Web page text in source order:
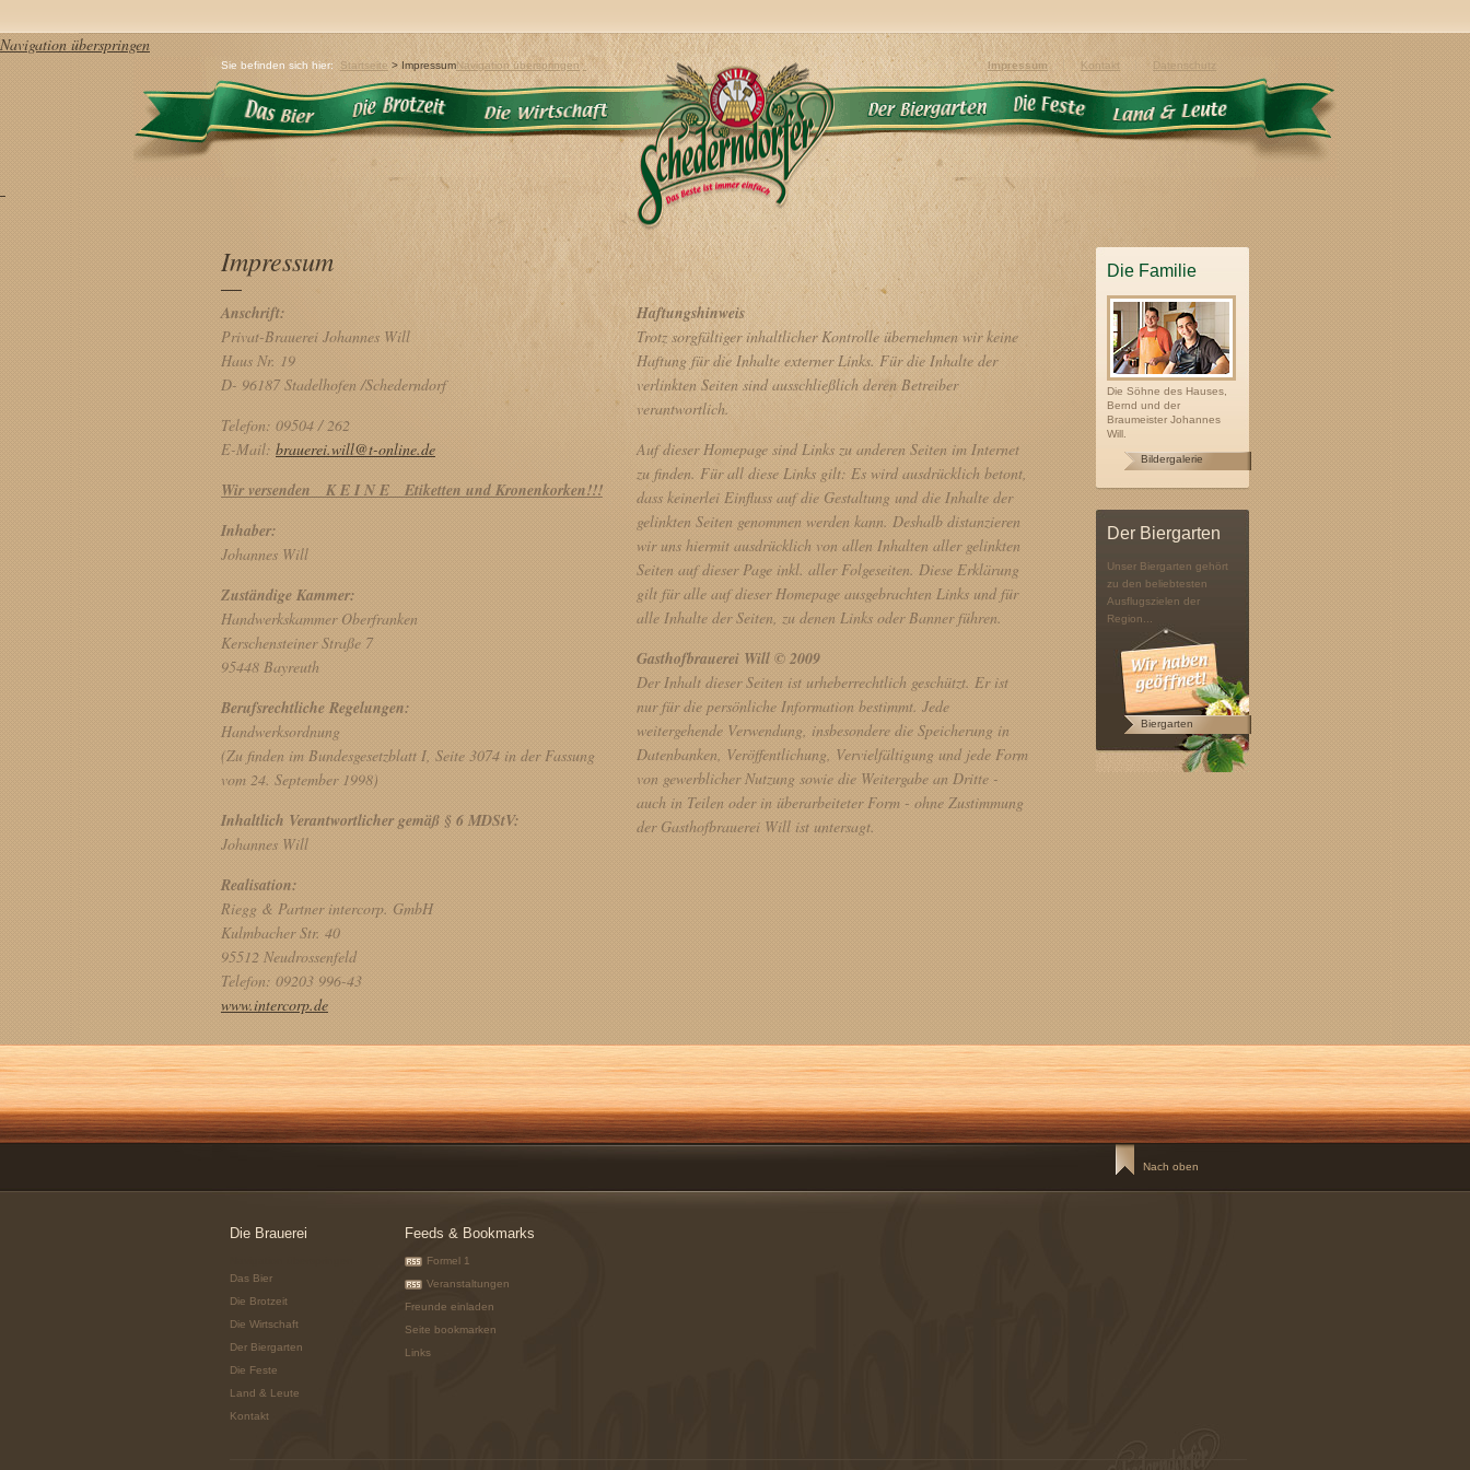
Navigation überspringen
Sie befinden sich hier: Startseite>ImpressumNavigation überspringen Impressum Kontakt Datenschutz
Impressum
Anschrift:
Privat-Brauerei Johannes Will
Haus Nr. 19
D- 96187 Stadelhofen /Schederndorf
Telefon: 09504 / 262
E-Mail: brauerei.will@t-online.de
Wir versenden K E I N E Etiketten und Kronenkorken!!!
Inhaber:
Johannes Will
Zuständige Kammer:
Handwerkskammer Oberfranken
Kerschensteiner Straße 7
95448 Bayreuth
Berufsrechtliche Regelungen:
Handwerksordnung
(Zu finden im Bundesgesetzblatt I, Seite 3074 in der Fassung
vom 24. September 1998)
Inhaltlich Verantwortlicher gemäß § 6 MDStV:
Johannes Will
Realisation:
Riegg & Partner intercorp. GmbH
Kulmbacher Str. 40
95512 Neudrossenfeld
Telefon: 09203 996-43
www.intercorp.de
Haftungshinweis
Trotz sorgfältiger inhaltlicher Kontrolle übernehmen wir keine
Haftung für die Inhalte externer Links. Für die Inhalte der
verlinkten Seiten sind ausschließlich deren Betreiber
verantwortlich.
Auf dieser Homepage sind Links zu anderen Seiten im Internet
zu finden. Für all diese Links gilt: Es wird ausdrücklich betont,
dass keinerlei Einfluss auf die Gestaltung und die Inhalte der
gelinkten Seiten genommen werden kann. Deshalb distanzieren
wir uns hiermit ausdrücklich von allen Inhalten aller gelinkten
Seiten auf dieser Page inkl. aller Folgeseiten. Diese Erklärung
gilt für alle auf dieser Homepage ausgebrachten Links und für
alle Inhalte der Seiten, zu denen Links oder Banner führen.
Gasthofbrauerei Will © 2009
Der Inhalt dieser Seiten ist urheberrechtlich geschützt. Er ist
nur für die persönliche Information bestimmt. Jede
weitergehende Verwendung, insbesondere die Speicherung in
Datenbanken, Veröffentlichung, Vervielfältigung und jede Form
von gewerblicher Nutzung sowie die Weitergabe an Dritte -
auch in Teilen oder in überarbeiteter Form - ohne Zustimmung
der Gasthofbrauerei Will ist untersagt.
Die Familie
Die Söhne des Hauses,
Bernd und der
Braumeister Johannes
Will.
Bildergalerie
Der Biergarten
Unser Biergarten gehört
zu den beliebtesten
Ausflugszielen der
Region...
Biergarten
Nach oben
Die Brauerei
Das Bier
Die Brotzeit
Die Wirtschaft
Der Biergarten
Die Feste
Land & Leute
Kontakt
Feeds & Bookmarks
Formel 1
Veranstaltungen
Freunde einladen
Seite bookmarken
Links